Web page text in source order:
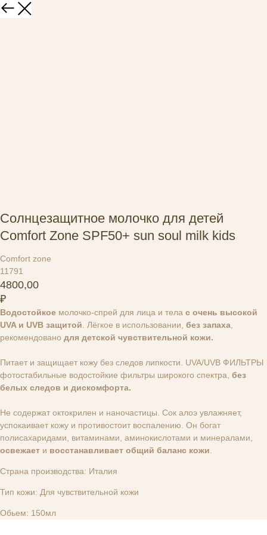
Солнцезащитное молочко для детей
Comfort Zone SPF50+ sun soul milk kids
Comfort zone
11791
4800,00
₽
Водостойкое молочко-спрей для лица и тела с очень высокой
UVA и UVB защитой. Лёгкое в использовании, без запаха,
рекомендовано для детской чувствительной кожи.
Питает и защищает кожу без следов липкости. UVA/UVB ФИЛЬТРЫ
фотостабильные водостойкие фильтры широкого спектра, без
белых следов и дискомфорта.
Не содержат октокрилен и наночастицы. Сок алоэ увлажняет,
успокаивает кожу и противостоит воспалению. Он богат
полисахаридами, витаминами, аминокислотами и минералами,
освежает и восстанавливает общий баланс кожи.
Страна производства: Италия
Тип кожи: Для чувствительной кожи
Обьем: 150мл